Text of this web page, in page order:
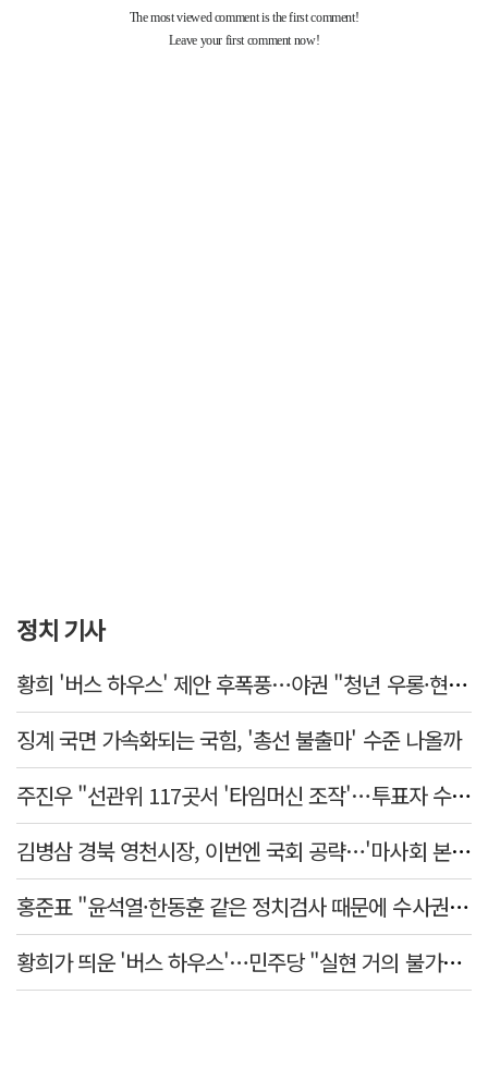
정치 기사
황희 '버스 하우스' 제안 후폭풍…야권 "청년 우롱·현실 괴리" 총공세
징계 국면 가속화되는 국힘, '총선 불출마' 수준 나올까
주진우 "선관위 117곳서 '타임머신 조작'…투표자 수 미리 입력"
김병삼 경북 영천시장, 이번엔 국회 공략…'마사회 본사 이전·광역교통망 확충' 요청
홍준표 "윤석열·한동훈 같은 정치검사 때문에 수사권마저 탈취 당해"
황희가 띄운 '버스 하우스'…민주당 "실현 거의 불가능, 해프닝으로 봐달라"